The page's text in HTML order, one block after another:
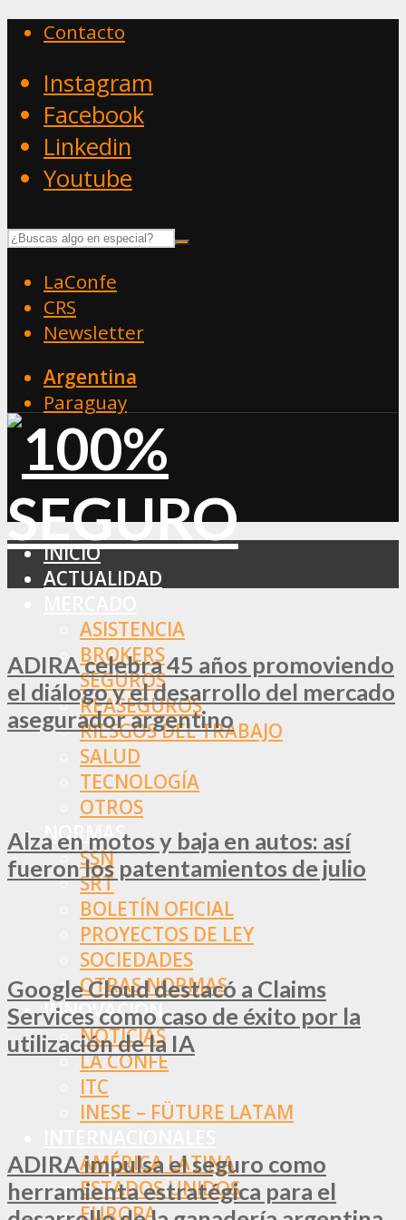
Contacto
Instagram
Facebook
Linkedin
Youtube
LaConfe
CRS
Newsletter
Argentina
Paraguay
INICIO
ACTUALIDAD
ASISTENCIA
BROKERS
SEGUROS
REASEGUROS
RIESGOS DEL TRABAJO
SALUD
TECNOLOGÍA
OTROS
NORMAS
SSN
SRT
BOLETÍN OFICIAL
PROYECTOS DE LEY
SOCIEDADES
OTRAS NORMAS
INNOVACIÓN
NOTICIAS
LA CONFE
ITC
INESE – FÜTURE LATAM
AMÉRICA LATINA
ESTADOS UNIDOS
EUROPA
ADIRA celebra 45 años promoviendo
el diálogo y el desarrollo del mercado
asegurador argentino
Alza en motos y baja en autos: así
fueron los patentamientos de julio
Google Cloud destacó a Claims
Services como caso de éxito por la
utilización de la IA
ADIRA impulsa el seguro como
herramienta estratégica para el